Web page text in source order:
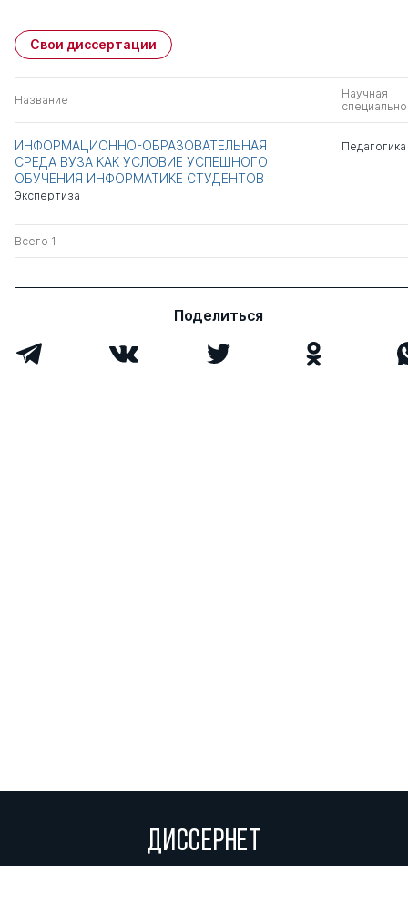
Свои диссертации
Название
Научная
ИНФОРМАЦИОННО-ОБРАЗОВАТЕЛЬНАЯ
СРЕДА ВУЗА КАК УСЛОВИЕ УСПЕШНОГО
ОБУЧЕНИЯ ИНФОРМАТИКЕ СТУДЕНТОВ
Экспертиза
Педагогика
Всего 1
Поделиться
ДИССЕРНЕТ